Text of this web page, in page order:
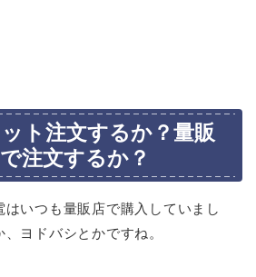
ト注文するか？量販
注文するか？
いつも量販店で購入していまし
ヨドバシとかですね。